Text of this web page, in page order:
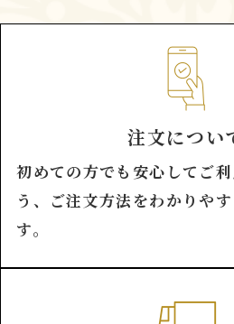
注文につい
初めての方でも安心してご
う、ご注文方法をわかりや
す。